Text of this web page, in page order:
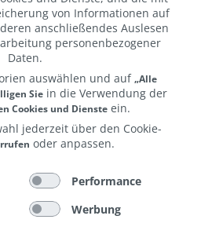
480 Mbit/s
W
von Informationen auf
anschließendes Auslesen
personenbezogener
Daten.
auswählen und auf„Alle
Siein die Verwendung der
Cookies und Diensteein.
jederzeit über den Cookie-
oder anpassen.
und unseremImpressum.
Performance
Werbung